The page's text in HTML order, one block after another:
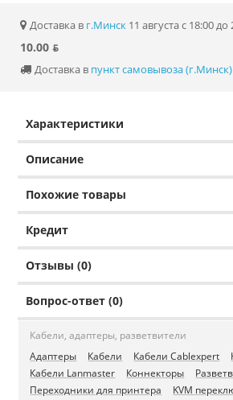
Доставка в г.Минск 11 августа с 18:00 до
10.00 ƃ
Доставка в пункт самовывоза (г.Минск)
Характеристики
Описание
Похожие товары
Кредит
Отзывы (0)
Вопрос-ответ (0)
Кабели, адаптеры, разветвители
Адаптеры
Кабели Кабели Cablexpert
Кабели Lanmaster
Коннекторы
Переходники для принтера
KVM